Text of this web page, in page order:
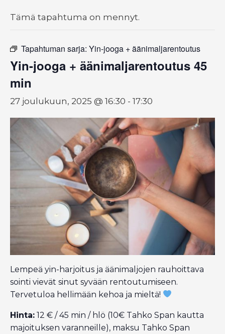
Tämä tapahtuma on mennyt.
Tapahtuman sarja: Yin-jooga + äänimaljarentoutus
Yin-jooga + äänimaljarentoutus 45
min
27 joulukuun, 2025 @ 16:30 - 17:30
Lempeä yin-harjoitus ja äänimaljojen rauhoittava
sointi vievät sinut syvään rentoutumiseen.
Tervetuloa hellimään kehoa ja mieltä!
Hinta: 12 € / 45 min / hlö (10€ Tahko Span kautta
majoituksen varanneille), maksu Tahko Span